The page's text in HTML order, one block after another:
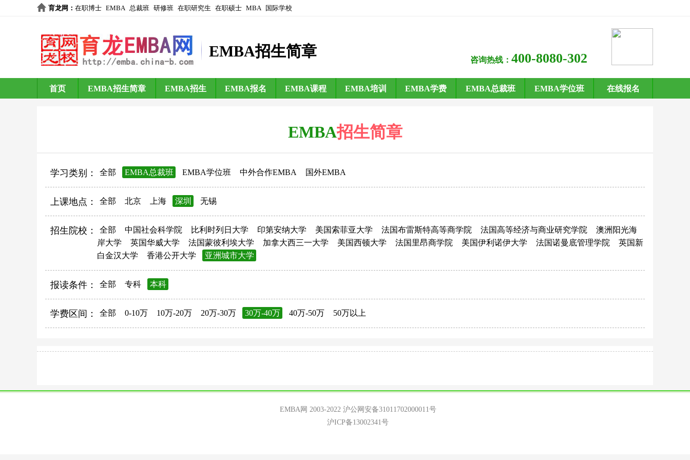
育龙网 ： 在职博士 EMBA 总裁班 研修班 在职研究生 在职硕士 MBA 国际学校
EMBA招生简章
咨询热线： 400-8080-302
首页 EMBA招生简章 EMBA招生 EMBA报名 EMBA课程 EMBA培训 EMBA学费 EMBA总裁班 EMBA学位班 在线报名
EMBA招生简章
学习类别： 全部 EMBA总裁班 EMBA学位班 中外合作EMBA 国外EMBA
上课地点： 全部 北京 上海 深圳 无锡
招生院校： 全部 中国社会科学院 比利时列日大学 印第安纳大学 美国索菲亚大学 法国布雷斯特高等商学院 法国高等经济与商业研究学院
澳洲阳光海
岸大学
英国华威大学 法国蒙彼利埃大学 加拿大西三一大学 美国西顿大学 法国里昂商学院 美国伊利诺伊大学 法国诺曼底管理学院
英国新
白金汉大学
香港公开大学 亚洲城市大学
报读条件： 全部 专科 本科
学费区间： 全部 0-10万 10万-20万 20万-30万 30万-40万 40万-50万 50万以上
EMBA网 2003-2022 沪公网安备31011702000011号
沪ICP备13002341号